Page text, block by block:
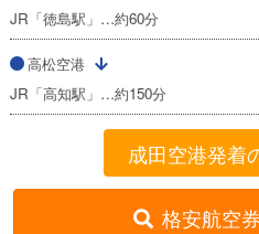
JR「徳島駅」…約60分
高松空港
JR「高知駅」…約150分
成田空港発着
格安航空